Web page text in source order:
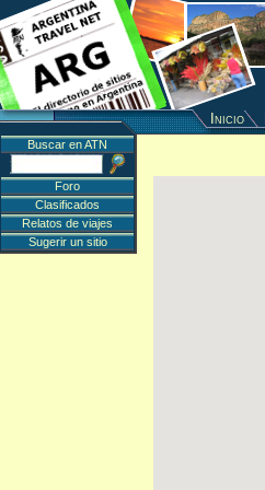
Inicio
Buscar en ATN
Foro
Clasificados
Relatos de viajes
Sugerir un sitio